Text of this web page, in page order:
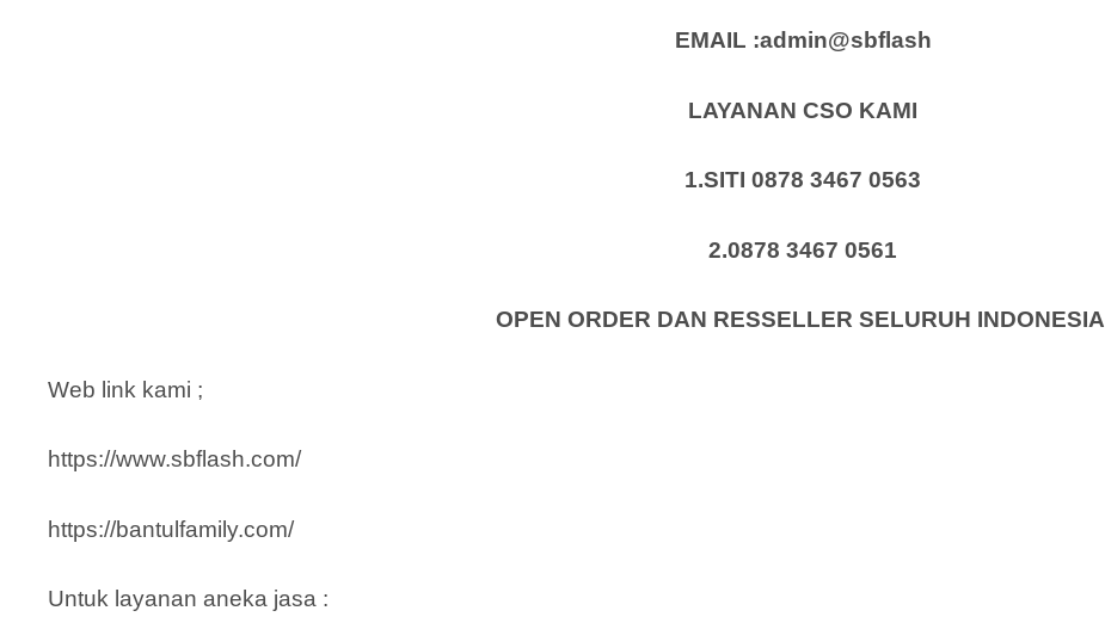
EMAIL :admin@sbflash
LAYANAN CSO KAMI
1.SITI 0878 3467 0563
2.0878 3467 0561
OPEN ORDER DAN RESSELLER SELURUH INDONESIA
Web link kami ;
https://www.sbflash.com/
https://bantulfamily.com/
Untuk layanan aneka jasa :